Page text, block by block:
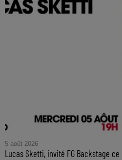
5 août 2026
Lucas Sketti, invité FG Backstage